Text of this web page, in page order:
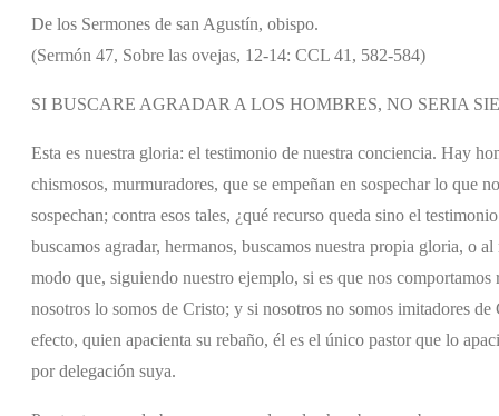
De los Sermones de san Agustín, obispo.
(Sermón 47, Sobre las ovejas, 12-14: CCL 41, 582-584)
SI BUSCARE AGRADAR A LOS HOMBRES, NO SERIA
Esta es nuestra gloria: el testimonio de nuestra conciencia. Hay
chismosos, murmuradores, que se empeñan en sospechar lo que
sospechan; contra esos tales, ¿qué recurso queda sino el
buscamos agradar, hermanos, buscamos nuestra propia gloria, o
modo que, siguiendo nuestro ejemplo, si es que nos
nosotros lo somos de Cristo; y si nosotros no somos imitadores
efecto, quien apacienta su rebaño, él es el único pastor que lo
por delegación suya.